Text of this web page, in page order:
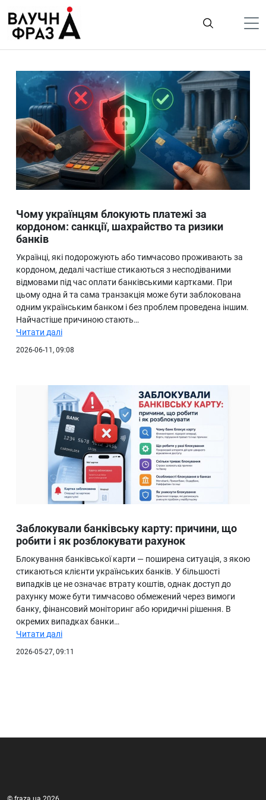
содержимому
Гроші
Життя
Лайфстайл
ТехноНаука
Людина
Ukraine
Про нас
Чому українцям блокують платежі за
кордоном: санкції, шахрайство та ризики
банків
Українці, які подорожують або тимчасово проживають за
кордоном, дедалі частіше стикаються з несподіваними
відмовами під час оплати банківськими картками. При
цьому одна й та сама транзакція може бути заблокована
одним українським банком і без проблем проведена іншим.
Найчастіше причиною стають…
Читати далі
2026-06-11, 09:08
Заблокували банківську карту: причини, що
робити і як розблокувати рахунок
Блокування банківської карти — поширена ситуація, з якою
стикаються клієнти українських банків. У більшості
випадків це не означає втрату коштів, однак доступ до
рахунку може бути тимчасово обмежений через вимоги
банку, фінансовий моніторинг або юридичні рішення. В
окремих випадках банки…
Читати далі
2026-05-27, 09:11